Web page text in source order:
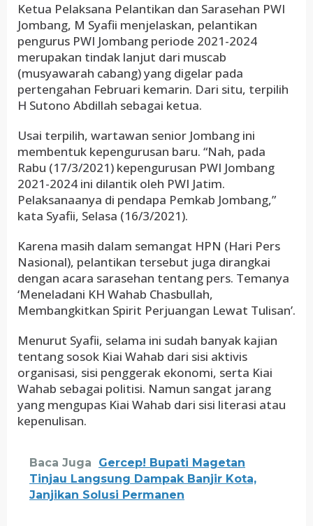
Ketua Pelaksana Pelantikan dan Sarasehan PWI
Jombang, M Syafii menjelaskan, pelantikan
pengurus PWI Jombang periode 2021-2024
merupakan tindak lanjut dari muscab
(musyawarah cabang) yang digelar pada
pertengahan Februari kemarin. Dari situ, terpilih
H Sutono Abdillah sebagai ketua.
Usai terpilih, wartawan senior Jombang ini
membentuk kepengurusan baru. “Nah, pada
Rabu (17/3/2021) kepengurusan PWI Jombang
2021-2024 ini dilantik oleh PWI Jatim.
Pelaksanaanya di pendapa Pemkab Jombang,”
kata Syafii, Selasa (16/3/2021).
Karena masih dalam semangat HPN (Hari Pers
Nasional), pelantikan tersebut juga dirangkai
dengan acara sarasehan tentang pers. Temanya
‘Meneladani KH Wahab Chasbullah,
Membangkitkan Spirit Perjuangan Lewat Tulisan’.
Menurut Syafii, selama ini sudah banyak kajian
tentang sosok Kiai Wahab dari sisi aktivis
organisasi, sisi penggerak ekonomi, serta Kiai
Wahab sebagai politisi. Namun sangat jarang
yang mengupas Kiai Wahab dari sisi literasi atau
kepenulisan.
Baca Juga
Gercep! Bupati Magetan
Tinjau Langsung Dampak Banjir Kota,
Janjikan Solusi Permanen